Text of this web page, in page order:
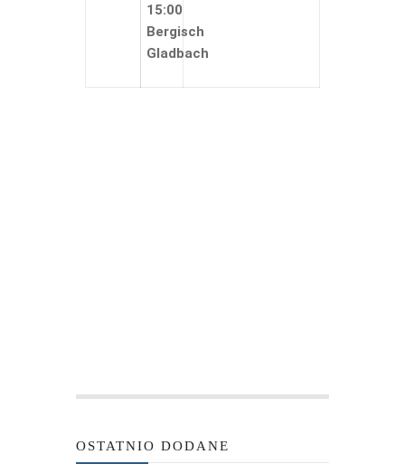
15:00
Bergisch
Gladbach
OSTATNIO DODANE